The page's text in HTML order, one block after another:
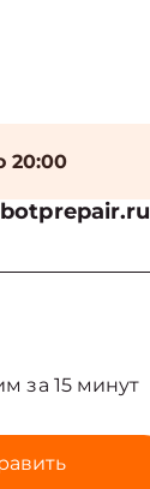
20:00
за 15 минут